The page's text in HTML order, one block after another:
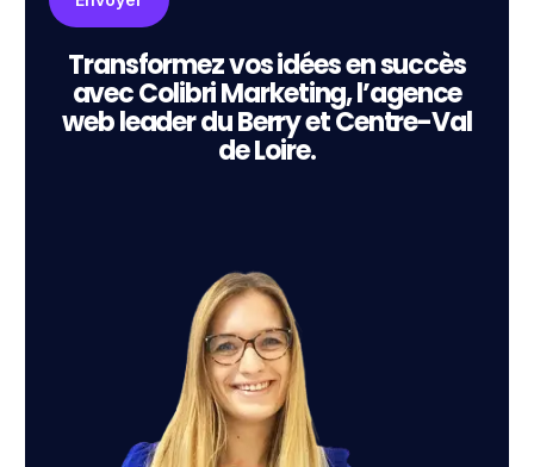
Transformez vos idées en succès
avec Colibri Marketing, l’agence
web leader du Berry et Centre-Val
de Loire.